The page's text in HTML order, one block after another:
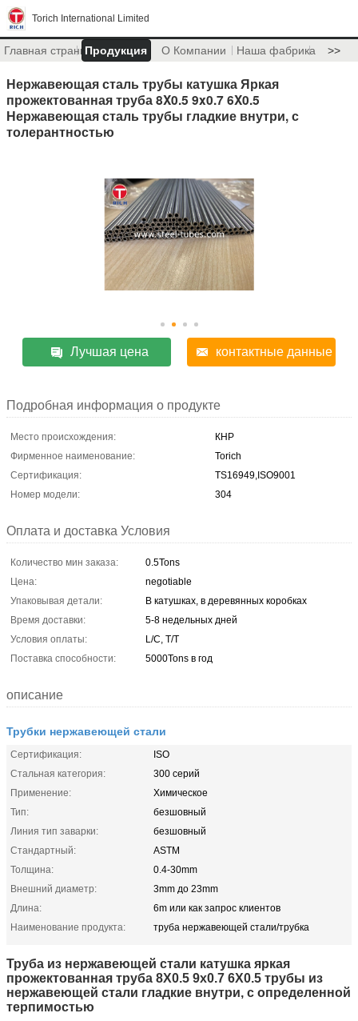
Torich International Limited
Главная страницаПродукция О Компании Наша фабрика >>
Нержавеющая сталь трубы катушка Яркая
прожектованная труба 8X0.5 9x0.7 6X0.5
Нержавеющая сталь трубы гладкие внутри, с
толерантностью
Лучшая цена контактные данные
Подробная информация о продукте
Место происхождения:
КНР
Фирменное наименование:
Torich
Сертификация:
TS16949,ISO9001
Номер модели:
304
Оплата и доставка Условия
Количество мин заказа:
0.5Tons
Цена:
negotiable
Упаковывая детали:
В катушках, в деревянных коробках
Время доставки:
5-8 недельных дней
Условия оплаты:
L/C, T/T
Поставка способности:
5000Tons в год
описание
Трубки нержавеющей стали
Сертификация:
ISO
Стальная категория:
300 серий
Применение:
Химическое
Тип:
безшовный
Линия тип заварки:
безшовный
Стандартный:
ASTM
Толщина:
0.4-30mm
Внешний диаметр:
3mm до 23mm
Длина:
6m или как запрос клиентов
Наименование продукта:
труба нержавеющей стали/трубка
Труба из нержавеющей стали катушка яркая
прожектованная труба 8X0.5 9x0.7 6X0.5 трубы из
нержавеющей стали гладкие внутри, с определенной
терпимостью